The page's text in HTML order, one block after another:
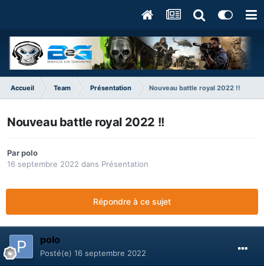
Accueil Team Présentation Nouveau battle royal 2022 !!
Nouveau battle royal 2022 !!
Parpolo
16 septembre 2022 dans Présentation
Répondre à ce sujet
polo
Posté(e) 16 septembre 2022